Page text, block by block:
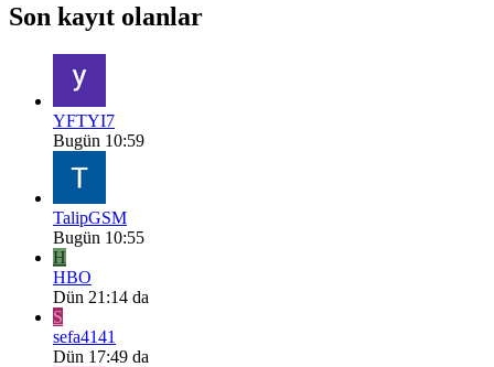
Son kayıt olanlar
YFTYI7
Bugün 10:59
TalipGSM
Bugün 10:55
H
HBO
Dün 21:14 da
S
sefa4141
Dün 17:49 da